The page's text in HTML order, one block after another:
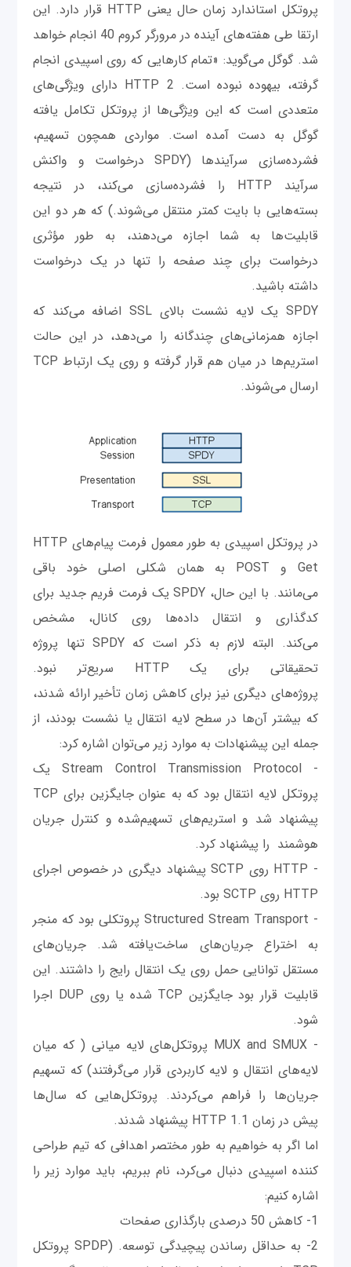
پروتکل استاندارد زمان حال یعنی HTTP قرار دارد. این
ارتقا طی هفته‌های آینده در مرورگر کروم 40 انجام خواهد
شد. گوگل می‌گوید: «تمام کارهایی که روی اسپیدی انجام
گرفته، بیهوده نبوده است. HTTP 2 دارای ویژگی‌های
متعددی است که این ویژگی‌ها از پروتکل تکامل یافته
گوگل به دست آمده است. مواردی همچون تسهیم،
فشرده‌سازی سرآیندها (SPDY درخواست و واکنش
سرآیند HTTP را فشرده‌سازی می‌کند، در نتیجه
بسته‌هایی با بایت کمتر منتقل می‌شوند.) که هر دو این
قابلیت‌ها به شما اجازه می‌دهند، به طور مؤثری
درخواست برای چند صفحه را تنها در یک درخواست
داشته باشید.
SPDY یک لایه نشست بالای SSL اضافه می‌کند که
اجازه همزمانی‌های چندگانه را می‌دهد، در این حالت
استریم‌ها در میان هم قرار گرفته و روی یک ارتباط TCP
ارسال می‌شوند.
در پروتکل اسپیدی به طور معمول فرمت پیام‌های HTTP
Get و POST به همان شکلی اصلی خود باقی
می‌مانند. با این حال، SPDY یک فرمت فریم جدید برای
کدگذاری و انتقال داده‌ها روی کانال، مشخص
می‌کند. البته لازم به ذکر است که SPDY تنها پروژه
تحقیقاتی برای یک HTTP سریع‌تر نبود.
پروژه‌های دیگری نیز برای کاهش زمان تأخیر ارائه شدند،
که بیشتر آن‌ها در سطح لایه انتقال یا نشست بودند، از
جمله این پیشنهادات به موارد زیر می‌توان اشاره کرد:
- Stream Control Transmission Protocol یک
پروتکل لایه انتقال بود که به عنوان جایگزین برای TCP
پیشنهاد شد و استریم‌های تسهیم‌شده و کنترل جریان
هوشمند را پیشنهاد کرد.
- HTTP روی SCTP پیشنهاد دیگری در خصوص اجرای
HTTP روی SCTP بود.
- Structured Stream Transport پروتکلی بود که منجر
به اختراع جریان‌های ساخت‌یافته شد. جریان‌های
مستقل توانایی حمل روی یک انتقال رایج را داشتند. این
قابلیت قرار بود جایگزین TCP شده یا روی DUP اجرا
شود.
- MUX and SMUX پروتکل‌های لایه میانی ( که میان
لایه‌های انتقال و لایه کاربردی قرار می‌گرفتند) که تسهیم
جریان‌ها را فراهم می‌کردند. پروتکل‌هایی که سال‌ها
پیش در زمان HTTP 1.1 پیشنهاد شدند.
اما اگر به خواهیم به طور مختصر اهدافی که تیم طراحی
کننده اسپیدی دنبال می‌کرد، نام ببریم، باید موارد زیر را
اشاره کنیم:
1- کاهش 50 درصدی بارگذاری صفحات
2- به حداقل رساندن پیچیدگی توسعه. (SPDP پروتکل